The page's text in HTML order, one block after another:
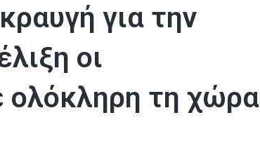
για την
οι
ολόκληρη τη χώρα